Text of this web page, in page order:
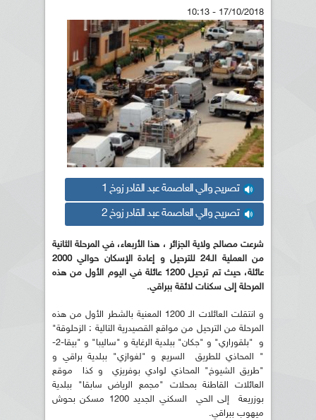
17/10/2018 - 10:13
تصريح والي العاصمة عبد القادر زوخ 1
تصريح والي العاصمة عبد القادر زوخ 2
شرعت مصالح ولاية الجزائر ، هذا الأربعاء، في المرحلة الثانية
من العملية الـ24 للترحيل و إعادة الإسكان حوالي 2000
عائلة، حيث تم ترحيل 1200 عائلة في اليوم الأول من هذه
المرحلة إلى سكنات لائقة ببراقي.
و انتقلت العائلات الـ 1200 المعنية بالشطر الأول من هذه
المرحلة من الترحيل من مواقع القصيدرية التالية : الزحلوقة"
و "بلقوراري" و "جكان" ببلدية الرغاية و "ساليبا" و "بيقا-2-
" المحاذي للطريق السريع و "لغوازي" ببلدية براقي و
"طريق الشيوخ" المحاذي لوادي بوفريزي و كذا موقع
العائلات القاطنة بمحلات "مجمع الرياض سابقا" ببلدية
بوزريعة إلى الحي السكني الجديد 1200 مسكن بحوش
ميهوب ببراقي.